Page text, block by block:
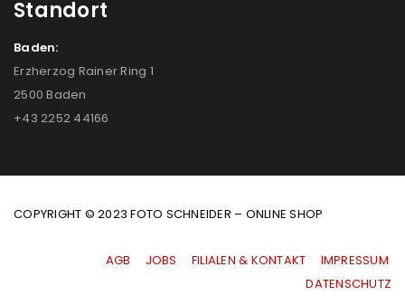
Standort
Baden:
Erzherzog Rainer Ring 1
2500 Baden
+43 2252 44166
COPYRIGHT © 2023 FOTO SCHNEIDER – ONLINE SHOP
AGB JOBS FILIALEN & KONTAKT
IMPRESSUM
|DATENSCHUTZ